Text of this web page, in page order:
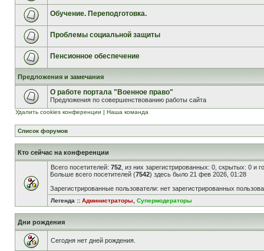
Обучение. Переподготовка.
Проблемы социальной защиты
Пенсионное обеспечение
Предложения и замечания
О работе портала "Военное право"
Предложения по совершенствованию работы сайта
Удалить cookies конференции | Наша команда
Список форумов
Кто сейчас на конференции
Всего посетителей: 752 , из них зарегистрированных: 0, скрытых: 0 и
Больше всего посетителей (7542) здесь было 21 фев 2026, 01:28
Зарегистрированные пользователи: нет зарегистрированных
Легенда :: Администраторы Супермодераторы
Дни рождения
Сегодня нет дней рождения.